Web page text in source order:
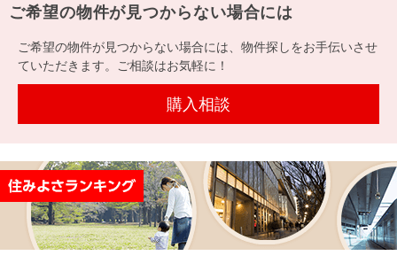
ンを
探す
一戸
建て
す
用
物
件
を
件を
探す
定
談
売却
金額
試算
売却向け
周辺相場
住まい1プ
経営ビジ
ョン
組織図
役員一
沿革
本社地
図
（電子ブ
ック版）
提携企業にお勤めの方
閉じる
ご希望の物件が見つからない場合には
ご希望の物件が見つからない場合には、物件探しをお手伝いさせ
ていただきます。ご相談はお気軽に！
購入相談